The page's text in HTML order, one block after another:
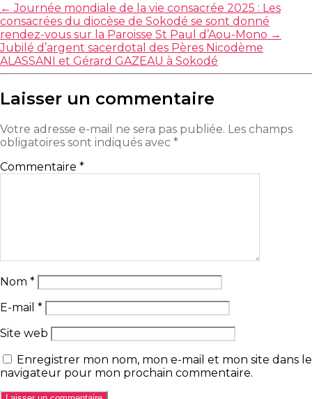
← Journée mondiale de la vie consacrée 2025 : Les
consacrées du diocèse de Sokodé se sont donné
rendez-vous sur la Paroisse St Paul d’Aou-Mono →
Jubilé d’argent sacerdotal des Pères Nicodème
ALASSANI et Gérard GAZEAU à Sokodé
Laisser un commentaire
Votre adresse e-mail ne sera pas publiée. Les champs
obligatoires sont indiqués avec *
Commentaire *
Nom *
E-mail *
Site web
Enregistrer mon nom, mon e-mail et mon site dans le
navigateur pour mon prochain commentaire.